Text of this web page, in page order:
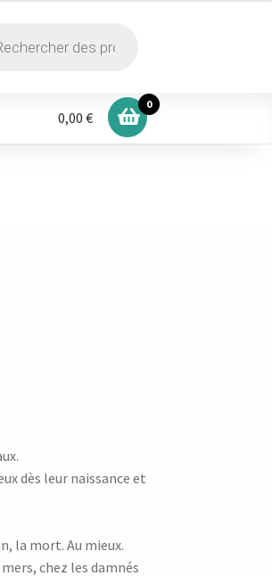
0,00 €
0
dès leur naissance et
la mort. Au mieux.
chez les damnés